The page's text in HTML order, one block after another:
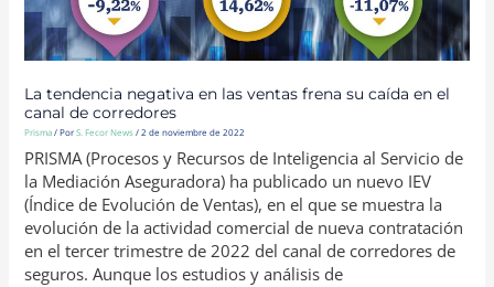
La tendencia negativa en las ventas frena su caída en el
canal de corredores
Prisma/ PorS. Fecor News/2 de noviembre de 2022
PRISMA (Procesos y Recursos de Inteligencia al Servicio de
la Mediación Aseguradora) ha publicado un nuevo IEV
(Índice de Evolución de Ventas), en el que se muestra la
evolución de la actividad comercial de nueva contratación
en el tercer trimestre de 2022 del canal de corredores de
seguros. Aunque los estudios y análisis de